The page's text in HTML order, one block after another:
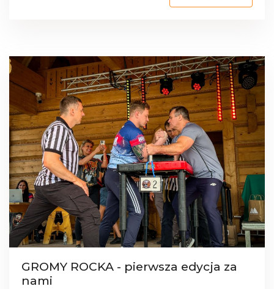
GROMY ROCKA - pierwsza edycja za
nami